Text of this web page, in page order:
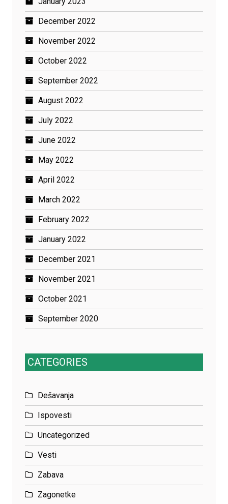
December 2022
November 2022
October 2022
September 2022
August 2022
July 2022
June 2022
May 2022
April 2022
March 2022
February 2022
January 2022
December 2021
November 2021
October 2021
September 2020
CATEGORIES
Dešavanja
Ispovesti
Uncategorized
Vesti
Zabava
Zagonetke